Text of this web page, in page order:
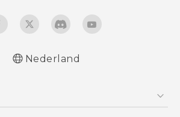
- Gids voor veiligheid en
Nederland